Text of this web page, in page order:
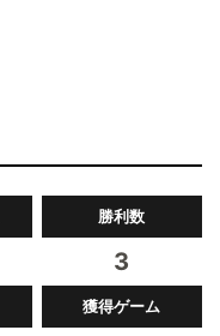
勝利数
3
獲得ゲーム